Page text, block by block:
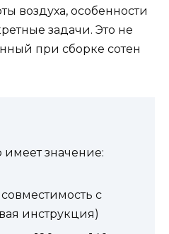
воздуха, особенности
задачи. Это не
при сборке сотен
значение:
с
инструкция)